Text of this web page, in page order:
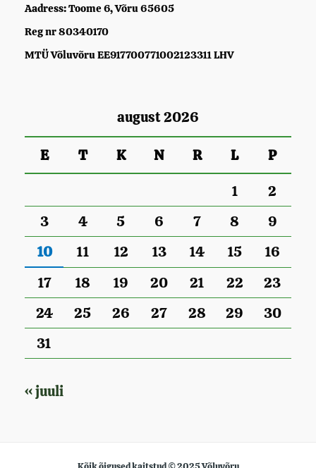
Aadress: Toome 6, Võru 65605
Reg nr 80340170
MTÜ Võluvõru EE917700771002123311 LHV
august 2026
E T K N R L
P
1
2
3
4 5 6 7 8
9
10
11 12 13 14 15
16
17
18 19 20 21 22
23
24
25 26 27 28 29
30
31
« juuli